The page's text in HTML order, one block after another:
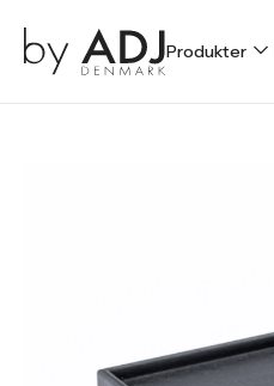
Produkter